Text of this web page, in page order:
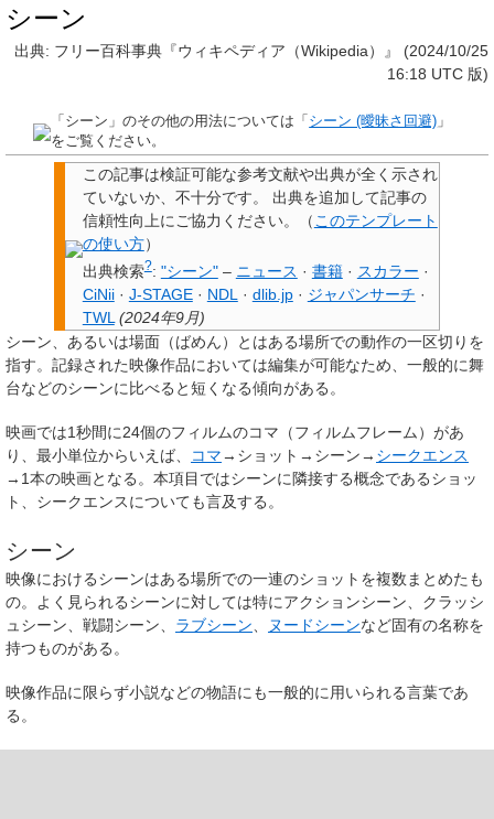
シーン
出典: フリー百科事典『ウィキペディア（Wikipedia）』 (2024/10/25
16:18 UTC 版)
「 シーン 」のその他の用法については「 シーン (曖昧さ回避) 」
をご覧ください。
この記事は検証可能な参考文献や出典が全く示され
ていないか、不十分です。
出典を追加して記事の
信頼性向上にご協力ください。
（ このテンプレート
の使い方）
出典検索?: "シーン"– ニュース · 書籍 · スカラー ·
CiNii · J-STAGE · NDL · dlib.jp · ジャパンサーチ ·
TWL (2024年9月)
シーン 、あるいは場面 （ばめん）とはある場所での動作の一区切りを
指す。記録された映像作品においては編集が可能なため、一般的に舞
台などのシーンに比べると短くなる傾向がある。
映画では1秒間に24個のフィルムのコマ（フィルムフレーム）があ
り、最小単位からいえば、
コマ→ショット→ シーン→ シークエンス
→1本の映画となる。本項目ではシーンに隣接する概念であるショッ
ト、シークエンスについても言及する。
シーン
映像におけるシーンはある場所での一連のショットを複数まとめたも
の。よく見られるシーンに対しては特にアクションシーン、クラッシ
ュシーン、戦闘シーン、 ラブシーン ヌードシーンなど固有の名称を
持つものがある。
映像作品に限らず小説などの物語にも一般的に用いられる言葉であ
る。